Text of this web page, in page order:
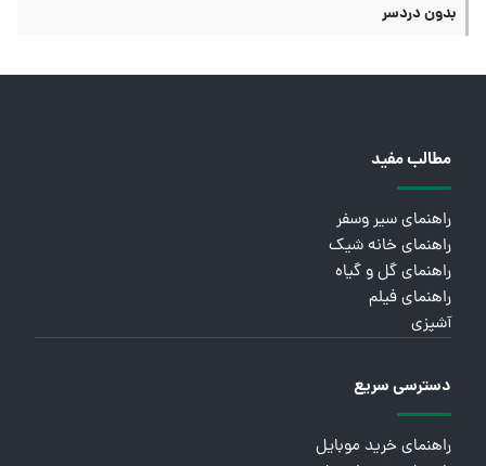
بدون دردسر
مطالب مفید
راهنمای سیر وسفر
راهنمای خانه شیک
راهنمای گل و گیاه
راهنمای فیلم
آشپزی
دسترسی سریع
راهنمای خرید موبایل